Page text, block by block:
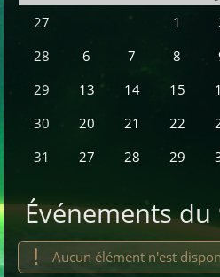
27 1
28
6 7 8
29
13 14 15
30
20 21 22
31
27 28 29
Événements du
Aucun élément n'est